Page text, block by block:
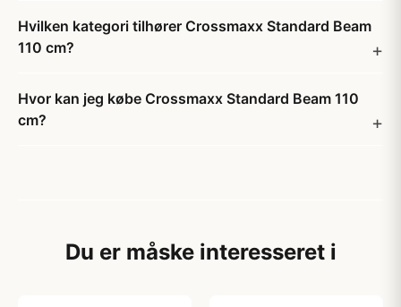
Hvilken kategori tilhører Crossmaxx Standard Beam
110 cm?
Hvor kan jeg købe Crossmaxx Standard Beam 110
cm?
Du er måske interesseret i